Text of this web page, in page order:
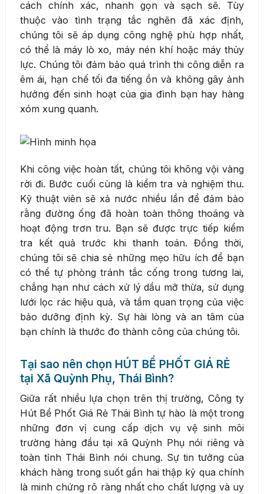
cách chính xác, nhanh gọn và sạch sẽ. Tùy
thuộc vào tình trạng tắc nghẽn đã xác định,
chúng tôi sẽ áp dụng công nghệ phù hợp nhất,
có thể là máy lò xo, máy nén khí hoặc máy thủy
lực. Chúng tôi đảm bảo quá trình thi công diễn ra
êm ái, hạn chế tối đa tiếng ồn và không gây ảnh
hưởng đến sinh hoạt của gia đình bạn hay hàng
xóm xung quanh.
Khi công việc hoàn tất, chúng tôi không vội vàng
rời đi. Bước cuối cùng là kiểm tra và nghiệm thu.
Kỹ thuật viên sẽ xả nước nhiều lần để đảm bảo
rằng đường ống đã hoàn toàn thông thoáng và
hoạt động trơn tru. Bạn sẽ được trực tiếp kiểm
tra kết quả trước khi thanh toán. Đồng thời,
chúng tôi sẽ chia sẻ những mẹo hữu ích để bạn
có thể tự phòng tránh tắc cống trong tương lai,
chẳng hạn như cách xử lý dầu mỡ thừa, sử dụng
lưới lọc rác hiệu quả, và tầm quan trọng của việc
bảo dưỡng định kỳ. Sự hài lòng và an tâm của
bạn chính là thước đo thành công của chúng tôi.
Tại sao nên chọn HÚT BỂ PHỐT GIÁ RẺ
tại Xã Quỳnh Phụ, Thái Bình?
Giữa rất nhiều lựa chọn trên thị trường, Công ty
Hút Bể Phốt Giá Rẻ Thái Bình tự hào là một trong
những đơn vị cung cấp dịch vụ vệ sinh môi
trường hàng đầu tại xã Quỳnh Phụ nói riêng và
toàn tỉnh Thái Bình nói chung. Sự tin tưởng của
khách hàng trong suốt gần hai thập kỷ qua chính
là minh chứng rõ ràng nhất cho chất lượng và uy